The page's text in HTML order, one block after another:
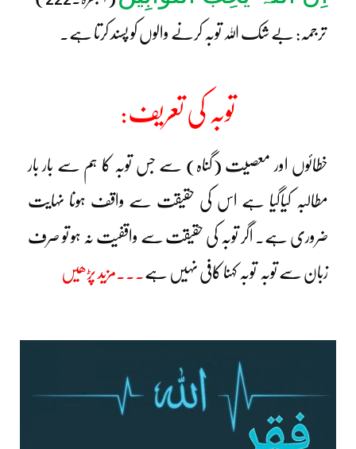
ترجمہ: بے شک اللہ توبہ کرنے والوں کو پسند کرتا ہے۔
توبہ کی تعریف:
خطائوں اور معصیت (گناہ) سے جس توبہ کا ہم سے بار بار
مطالبہ کیاگیا ہے اس کی حقیقت سے واقف ہونا نہایت
ضروری ہے۔ اگر توبہ کی حقیقت سے واقفیت نہ ہو تو صرف
زبان سے توبہ توبہ کہنا کافی نہیں ہے ۔۔۔مزید پڑھیں